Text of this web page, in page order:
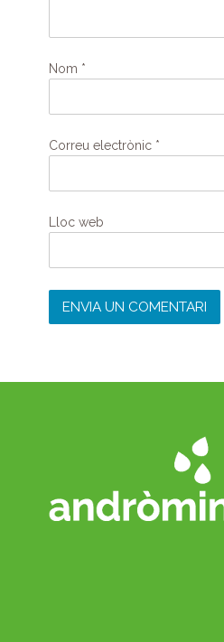
Nom *
Correu electrònic *
Lloc web